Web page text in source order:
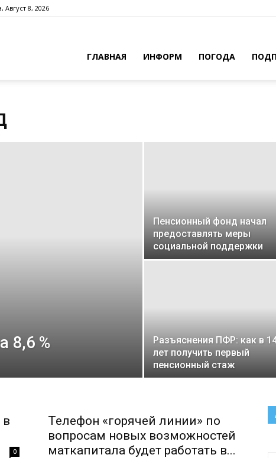
Август 8, 2026
ГЛАВНАЯ ИНФОРМ ПОГОДА
8,6 %
Пенсионный фонд начал
предоставлять меры
социальной поддержки
Разъяснения ПФР: как в
лет получить первый
пенсионный стаж
в
0
Телефон «горячей линии» по
вопросам новых возможностей
маткапитала будет работать в...